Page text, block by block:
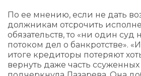
По ее мнению, если не дать
должникам отсрочить
обязательств, то «ни один суд
потоком дел о банкротстве».
итоге кредиторы потеряют
вернуть даже часть